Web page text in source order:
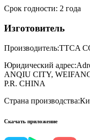
Срок годности: 2 года
Изготовитель
Производитель:TTCA
Юридический адрес:
ANQIU CITY,
P.R. CHINA
Страна производства:
Скачать приложение